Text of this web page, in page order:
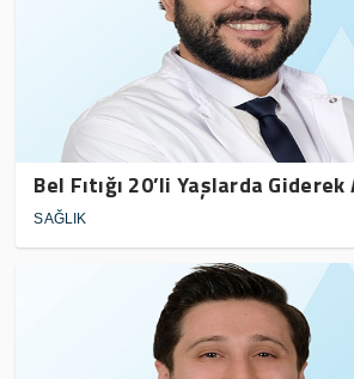
Bel Fıtığı 20’li Yaşlarda
SAĞLIK